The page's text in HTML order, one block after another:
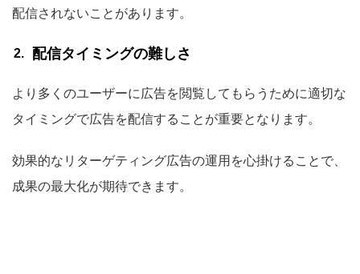
配信されないことがあります。
配信タイミングの難しさ
より多くのユーザーに広告を閲覧してもらうために適切な
タイミングで広告を配信することが重要となります。
効果的なリターゲティング広告の運用を心掛けることで、
成果の最大化が期待できます。